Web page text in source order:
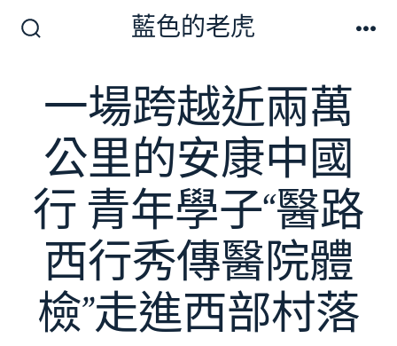
換
藍色的老虎
一場跨越近兩萬
公里的安康中國
行 青年學子“醫路
西行秀傳醫院體
檢”走進西部村落